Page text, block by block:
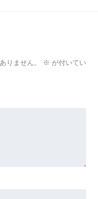
りません。 ※ が付いてい